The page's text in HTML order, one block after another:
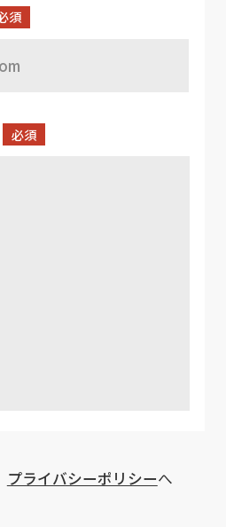
プライバシーポリシーへ